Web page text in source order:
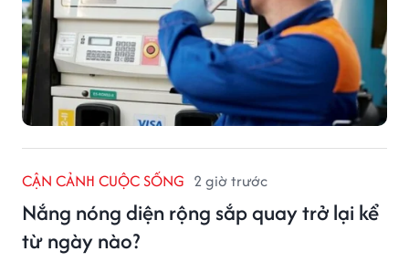
CẬN CẢNH CUỘC SỐNG 2 giờ trước
Nắng nóng diện rộng sắp quay trở lại kể
từ ngày nào?